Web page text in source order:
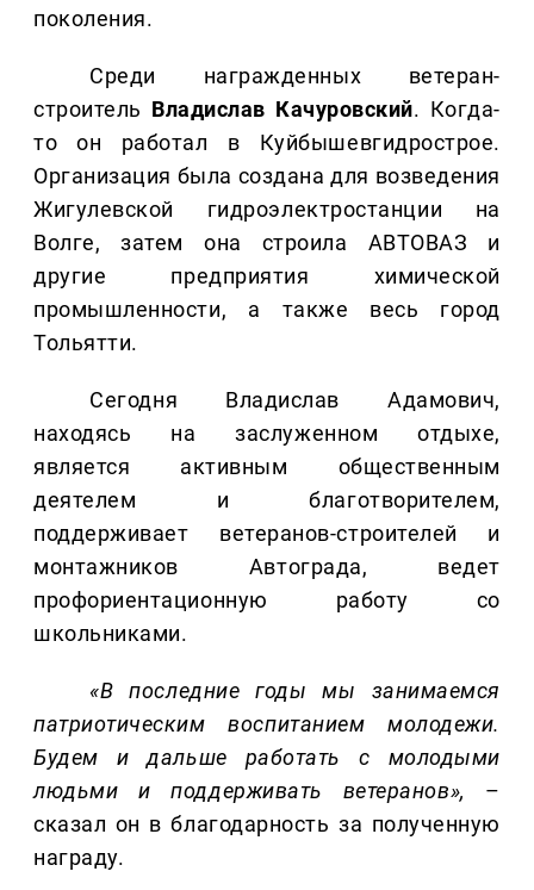
поколения.
Среди награжденных ветеран-
строитель Владислав Качуровский. Когда-
то он работал в Куйбышевгидрострое.
Организация была создана для возведения
Жигулевской гидроэлектростанции на
Волге, затем она строила АВТОВАЗ и
другие предприятия химической
промышленности, а также весь город
Тольятти.
Сегодня Владислав Адамович,
находясь на заслуженном отдыхе,
является активным общественным
деятелем и благотворителем,
поддерживает ветеранов-строителей и
монтажников Автограда, ведет
профориентационную работу со
школьниками.
«В последние годы мы занимаемся
патриотическим воспитанием молодежи.
Будем и дальше работать с молодыми
людьми и поддерживать ветеранов»,
–
сказал он в благодарность за полученную
награду.